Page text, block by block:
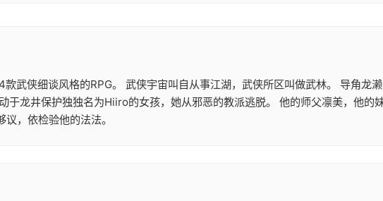
武侠细谈风格的RPG。 武侠宇宙叫自从事江湖，武侠所区叫做武林。 导角龙
于龙井保护独独名为Hiiro的女孩，她从邪恶的教派逃脱。 他的师父凛美，他的
，依检验他的法法。